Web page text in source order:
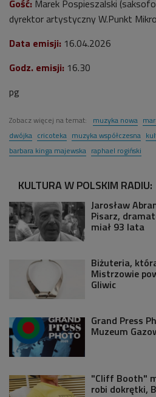
Gość: Marek Pospieszalski
dyrektor artystyczny W.Punkt
Data emisji: 16.04.2026
Godz. emisji: 16.30
pg
Zobacz więcej na temat: muzyka nowa
dwójka cricoteka muzyka współczesna
barbara kinga majewska raphael rogiński
KULTURA W POLSKIM RADIU:
Jarosław
Pisarz,
miał 93 lata
Biżuteria,
Mistrzowie
Gliwic
Grand Press
Muzeum
"Cliff Booth"
robi dokrętki,